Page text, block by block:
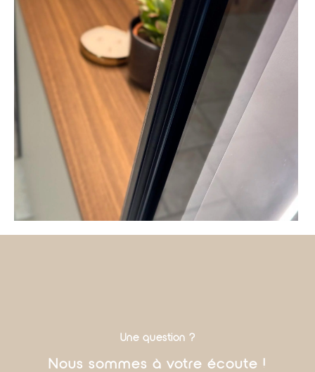
Une question ?
Nous sommes à votre écoute !